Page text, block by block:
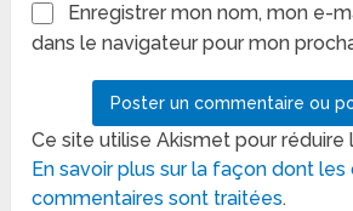
Enregistrer mon nom, mon e-
dans le navigateur pour mon
Ce site utilise Akismet pour réduire
En savoir plus sur la façon dont
commentaires sont traitées.